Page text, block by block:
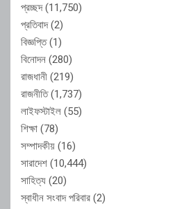
প্রচ্ছদ(11,750)
প্রতিবাদ(2)
বিজ্ঞপ্তি(1)
বিনোদন (280)
রাজধানী (219)
রাজনীতি(1,737)
লাইফস্টাইল (55)
শিক্ষা (78)
সম্পাদকীয় (16)
সারাদেশ (10,444)
সাহিত্য (20)
স্বাধীন সংবাদ পরিবার (2)